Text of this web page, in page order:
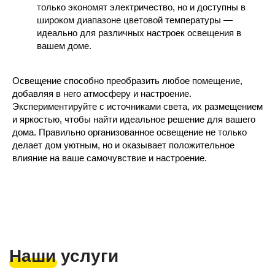
только экономят электричество, но и доступны в
широком диапазоне цветовой температуры —
идеально для различных настроек освещения в
вашем доме.
Освещение способно преобразить любое помещение,
добавляя в него атмосферу и настроение.
Экспериментируйте с источниками света, их размещением
и яркостью, чтобы найти идеальное решение для вашего
дома. Правильно организованное освещение не только
делает дом уютным, но и оказывает положительное
влияние на ваше самочувствие и настроение.